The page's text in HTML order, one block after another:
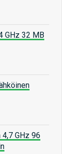
GHz 32 MB
GHz 96